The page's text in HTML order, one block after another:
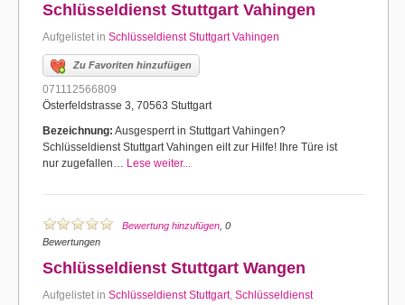
Schlüsseldienst Stuttgart Vahingen
Aufgelistet in Schlüsseldienst Stuttgart Vahingen
Zu Favoriten hinzufügen
071112566809
Österfeldstrasse 3, 70563 Stuttgart
Bezeichnung: Ausgesperrt in Stuttgart Vahingen?
Schlüsseldienst Stuttgart Vahingen eilt zur Hilfe! Ihre Türe ist
nur zugefallen… Lese weiter...
Bewertung hinzufügen , 0
Bewertungen
Schlüsseldienst Stuttgart Wangen
Aufgelistet in Schlüsseldienst Stuttgart, Schlüsseldienst